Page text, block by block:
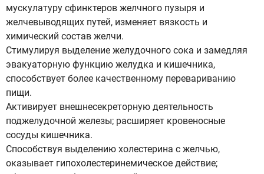
мускулатуру сфинктеров желчного пузыря и
желчевыводящих путей, изменяет вязкость и
химический состав желчи.
Стимулируя выделение желудочного сока и замедляя
эвакуаторную функцию желудка и кишечника,
способствует более качественному перевариванию
пищи.
Активирует внешнесекреторную деятельность
поджелудочной железы; расширяет кровеносные
сосуды кишечника.
Способствуя выделению холестерина с желчью,
оказывает гипохолестеринемическое действие;